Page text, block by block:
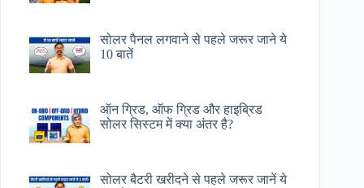
सोलर पैनल लगवाने से पहले जरूर जाने ये
10 बातें
ऑन ग्रिड, ऑफ ग्रिड और हाइब्रिड
सोलर सिस्टम में क्या अंतर है?
सोलर बैटरी खरीदने से पहले जरूर जानें ये